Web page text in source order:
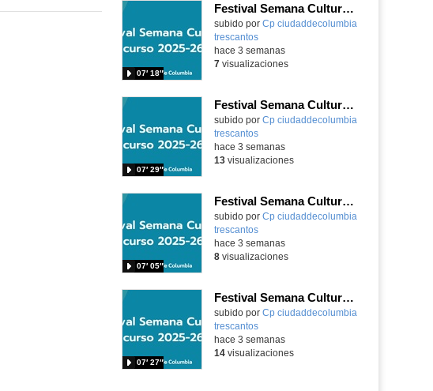
Festival Semana Cultural 2025-26 - 6º de Primaria
subido por Cp ciudaddecolumbia
trescantos
07′ 18″
-
hace 3 semanas
7visualizaciones
Festival Semana Cultural 2025-26 - 5º de Primaria
subido por Cp ciudaddecolumbia
trescantos
07′ 29″
-
hace 3 semanas
13visualizaciones
Festival Semana Cultural - 3º Primaria
subido por Cp ciudaddecolumbia
trescantos
07′ 05″
-
hace 3 semanas
8visualizaciones
Festival Semana Cultural 2025-26 - 2º P
subido por Cp ciudaddecolumbia
trescantos
07′ 27″
-
hace 3 semanas
14visualizaciones